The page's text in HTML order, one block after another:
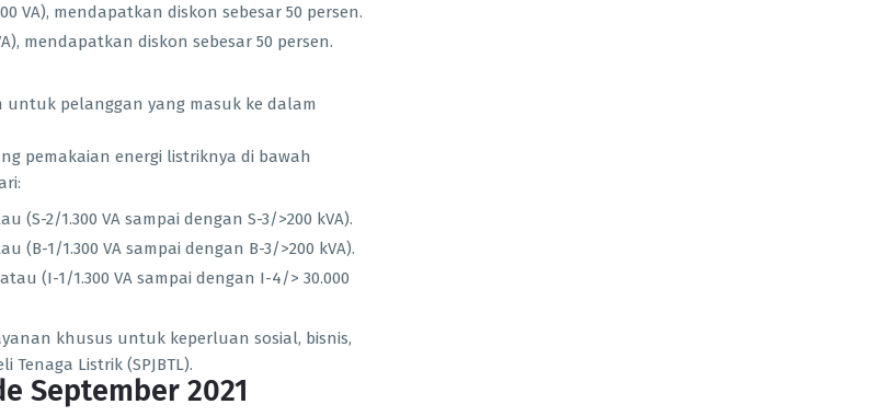
VA), mendapatkan diskon sebesar 50 persen.
mendapatkan diskon sebesar 50 persen.
untuk pelanggan yang masuk ke dalam
pemakaian energi listriknya di bawah
(S-2/1.300 VA sampai dengan S-3/>200 kVA).
(B-1/1.300 VA sampai dengan B-3/>200 kVA).
(I-1/1.300 VA sampai dengan I-4/> 30.000
khusus untuk keperluan sosial, bisnis,
Listrik (SPJBTL).
September 2021